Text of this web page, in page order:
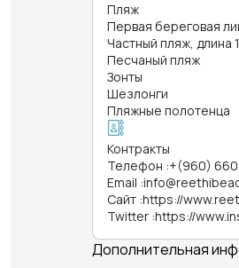
Пляж
Первая береговая
Частный пляж, длина
Песчаный пляж
Зонты
Шезлонги
Пляжные полотенца
Контракты
Телефон :+(960)
Email :
Сайт :https://
Twitter :https://
Дополнительная